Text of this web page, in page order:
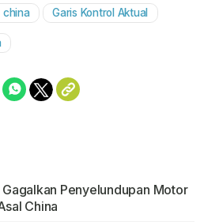
china Garis Kontrol Aktual
Penyelundupan Motor
China